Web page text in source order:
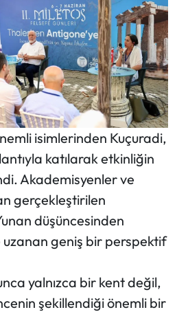
isimlerinden Kuçuradi,
katılarak etkinliğin
Akademisyenler ve
gerçekleştirilen
düşüncesinden
geniş bir perspektif
yalnızca bir kent değil,
şekillendiği önemli bir